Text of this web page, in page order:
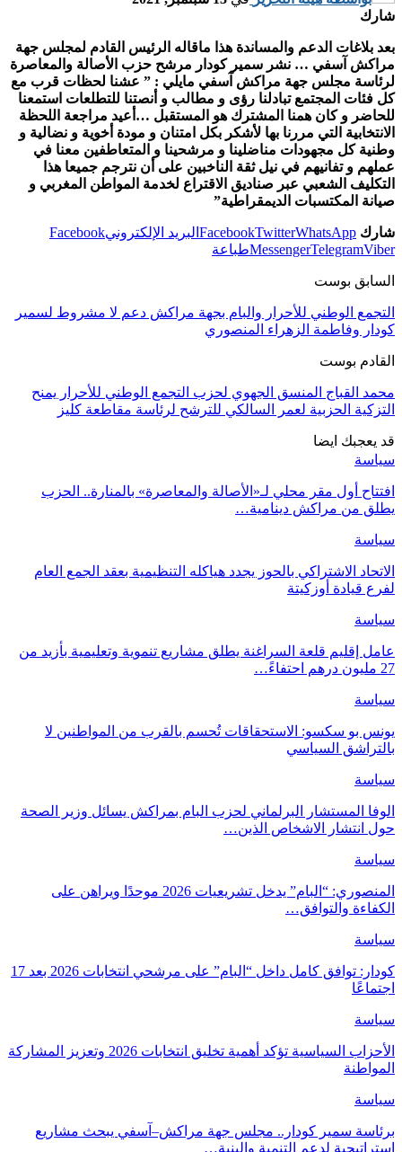
شارك
بعد بلاغات الدعم والمساندة هذا ماقاله الرئيس القادم لمجلس جهة
مراكش آسفي … نشر سمير كودار مرشح حزب الأصالة والمعاصرة
لرئاسة مجلس جهة مراكش آسفي مايلي : ” عشنا لحظات قرب مع
كل فئات المجتمع تبادلنا رؤى و مطالب و أنصتنا للتطلعات استمعنا
للحاضر و كان همنا المشترك هو المستقبل …أعيد مراجعة اللحظة
الانتخابية التي مررنا بها لأشكر بكل امتنان و مودة أخوية و نضالية و
وطنية كل مجهودات مناضلينا و مرشحينا و المتعاطفين معنا في
عملهم و تفانيهم في نيل ثقة الناخبين على أن نترجم جميعا هذا
التكليف الشعبي عبر صناديق الاقتراع لخدمة المواطن المغربي و
صيانة المكتسبات الديمقراطية”
شارك FacebookTwitterWhatsApp البريد الإلكترونيFacebook
MessengerTelegramViber طباعة
السابق بوست
التجمع الوطني للأحرار والبام بجهة مراكش دعم لا مشروط لسمير
كودار وفاطمة الزهراء المنصوري
القادم بوست
محمد القباج المنسق الجهوي لحزب التجمع الوطني للأحرار يمنح
التزكية الحزبية لعمر السالكي للترشح لرئاسة مقاطعة كليز
قد يعجبك ايضا
سياسة
افتتاح أول مقر محلي لـ«الأصالة والمعاصرة» بالمنارة.. الحزب
يطلق من مراكش دينامية…
سياسة
الاتحاد الاشتراكي بالحوز يجدد هياكله التنظيمية بعقد الجمع العام
لفرع قيادة أوزكيتة
سياسة
عامل إقليم قلعة السراغنة يطلق مشاريع تنموية وتعليمية بأزيد من
27 مليون درهم احتفاءً…
سياسة
يونس بو سكسو: الاستحقاقات تُحسم بالقرب من المواطنين لا
بالتراشق السياسي
سياسة
الوفا المستشار البرلماني لحزب البام بمراكش يسائل وزير الصحة
حول انتشار الاشخاص الذين…
سياسة
المنصوري: “البام” يدخل تشريعيات 2026 موحدًا ويراهن على
الكفاءة والتوافق…
سياسة
كودار: توافق كامل داخل “البام” على مرشحي انتخابات 2026 بعد 17
اجتماعًا
سياسة
الأحزاب السياسية تؤكد أهمية تخليق انتخابات 2026 وتعزيز المشاركة
المواطنة
سياسة
برئاسة سمير كودار.. مجلس جهة مراكش–آسفي يبحث مشاريع
استراتيجية لدعم التنمية والبنية…